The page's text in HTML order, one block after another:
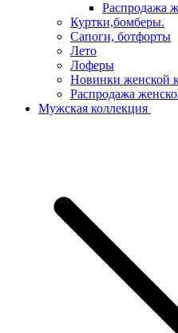
Распродажа
Куртки,бомберы.
Сапоги, ботфорты
Лето
Лоферы
Новинки женской
Распродажа
Мужская коллекция